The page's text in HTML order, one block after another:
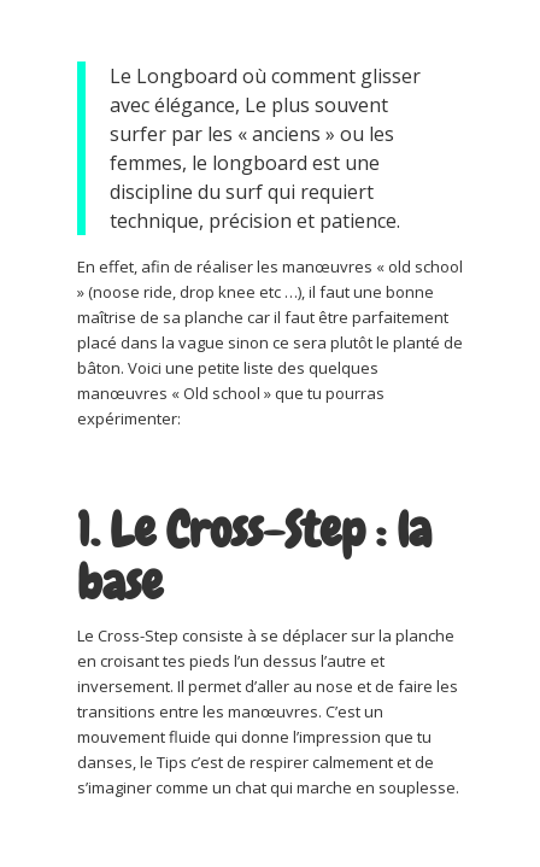
Le Longboard où comment glisser
avec élégance, Le plus souvent
surfer par les « anciens » ou les
femmes, le longboard est une
discipline du surf qui requiert
technique, précision et patience.
En effet, afin de réaliser les manœuvres « old school
» (noose ride, drop knee etc …), il faut une bonne
maîtrise de sa planche car il faut être parfaitement
placé dans la vague sinon ce sera plutôt le planté de
bâton. Voici une petite liste des quelques
manœuvres « Old school » que tu pourras
expérimenter:
1. Le Cross-Step : la
base
Le Cross-Step consiste à se déplacer sur la planche
en croisant tes pieds l’un dessus l’autre et
inversement. Il permet d’aller au nose et de faire les
transitions entre les manœuvres. C’est un
mouvement fluide qui donne l’impression que tu
danses, le Tips c’est de respirer calmement et de
s’imaginer comme un chat qui marche en souplesse.